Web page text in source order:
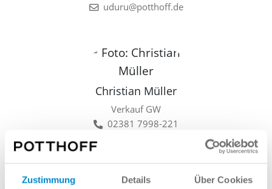
Zustimmung Details Über Cookies
uduru@potthoff.de
Christian Müller
Verkauf GW
02381 7998-221